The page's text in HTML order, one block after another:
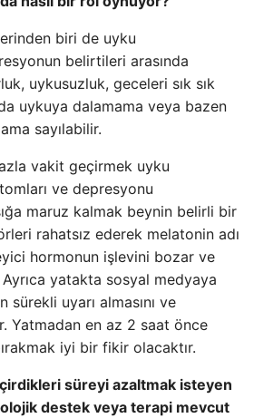
biri de uyku
belirtileri arasında
uykusuzluk, geceleri sık sık
uykuya dalamama veya bazen
sayılabilir.
vakit geçirmek uyku
ve depresyonu
maruz kalmak beynin belirli bir
rahatsız ederek melatonin adı
hormonun işlevini bozar ve
yatakta sosyal medyaya
uyarı almasını ve
Yatmadan en az 2 saat önce
iyi bir fikir olacaktır.
süreyi azaltmak isteyen
destek veya terapi mevcut